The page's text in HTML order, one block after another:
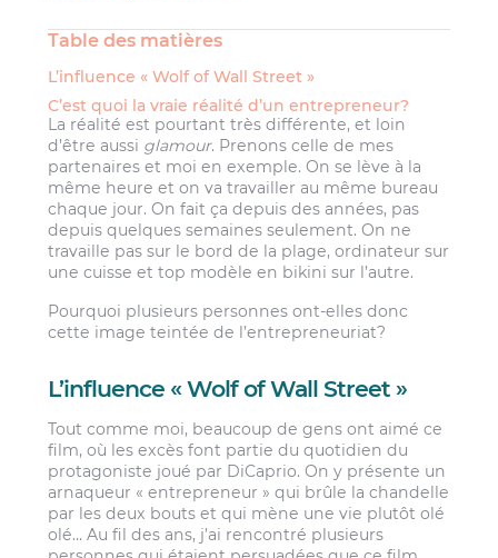
Table des matières
L’influence « Wolf of Wall Street »
C’est quoi la vraie réalité d’un entrepreneur?
La réalité est pourtant très différente, et loin
d’être aussi glamour. Prenons celle de mes
partenaires et moi en exemple. On se lève à la
même heure et on va travailler au même bureau
chaque jour. On fait ça depuis des années, pas
depuis quelques semaines seulement. On ne
travaille pas sur le bord de la plage, ordinateur sur
une cuisse et top modèle en bikini sur l’autre.
Pourquoi plusieurs personnes ont-elles donc
cette image teintée de l’entrepreneuriat?
L’influence « Wolf of Wall Street »
Tout comme moi, beaucoup de gens ont aimé ce
film, où les excès font partie du quotidien du
protagoniste joué par DiCaprio. On y présente un
arnaqueur « entrepreneur » qui brûle la chandelle
par les deux bouts et qui mène une vie plutôt olé
olé… Au fil des ans, j’ai rencontré plusieurs